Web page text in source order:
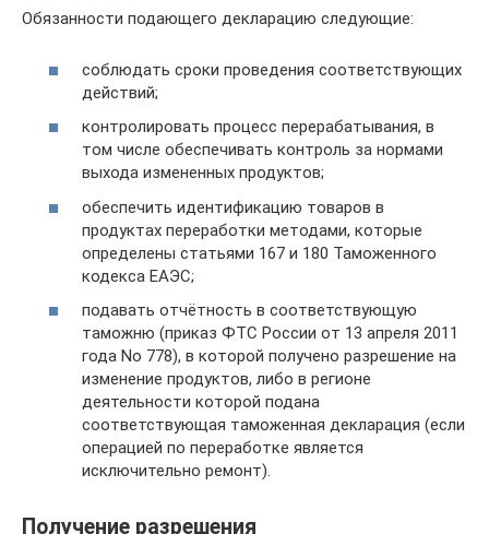
Обязанности подающего декларацию следующие:
соблюдать сроки проведения соответствующих
действий;
контролировать процесс перерабатывания, в
том числе обеспечивать контроль за нормами
выхода измененных продуктов;
обеспечить идентификацию товаров в
продуктах переработки методами, которые
определены статьями 167 и 180 Таможенного
кодекса ЕАЭС;
подавать отчётность в соответствующую
таможню (приказ ФТС России от 13 апреля 2011
года No 778), в которой получено разрешение на
изменение продуктов, либо в регионе
деятельности которой подана
соответствующая таможенная декларация (если
операцией по переработке является
исключительно ремонт).
Получение разрешения